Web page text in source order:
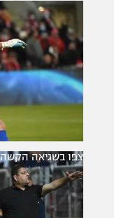
צפו בשגיאה הקשה